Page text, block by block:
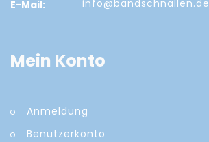
E-Mail:
info@bandschnallen.de
Mein Konto
Anmeldung
Benutzerkonto